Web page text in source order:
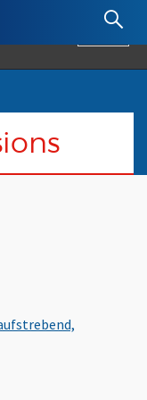
: Retour à l'accueil